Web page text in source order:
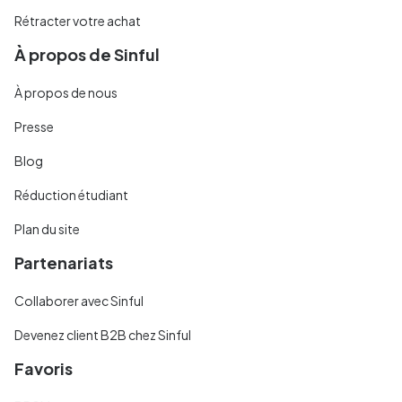
Rétracter votre achat
À propos de Sinful
À propos de nous
Presse
Blog
Réduction étudiant
Plan du site
Partenariats
Collaborer avec Sinful
Devenez client B2B chez Sinful
Favoris